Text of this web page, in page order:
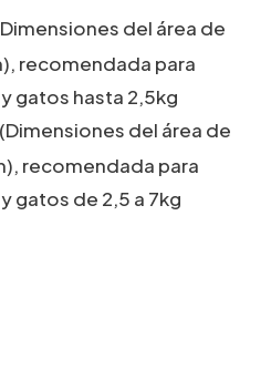
del área de
recomendada para
gatos hasta 2,5kg
del área de
recomendada para
gatos de 2,5 a 7kg